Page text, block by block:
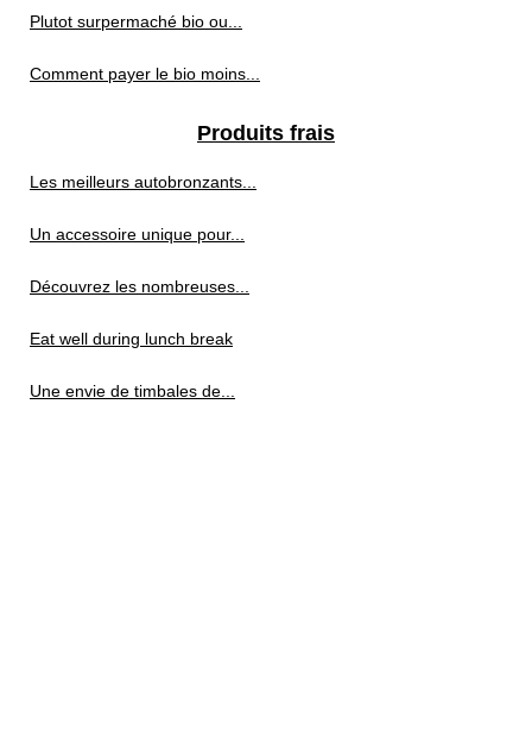
Plutot surpermaché bio ou...
Comment payer le bio moins...
Produits frais
Les meilleurs autobronzants...
Un accessoire unique pour...
Découvrez les nombreuses...
Eat well during lunch break
Une envie de timbales de...